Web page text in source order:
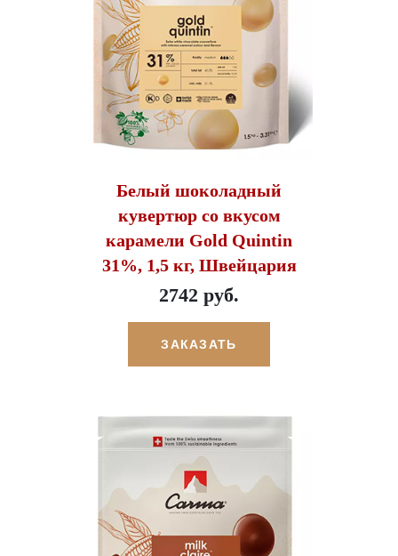
Белый шоколадный
кувертюр со вкусом
карамели Gold Quintin
31%, 1,5 кг, Швейцария
2742 руб.
ЗАКАЗАТЬ